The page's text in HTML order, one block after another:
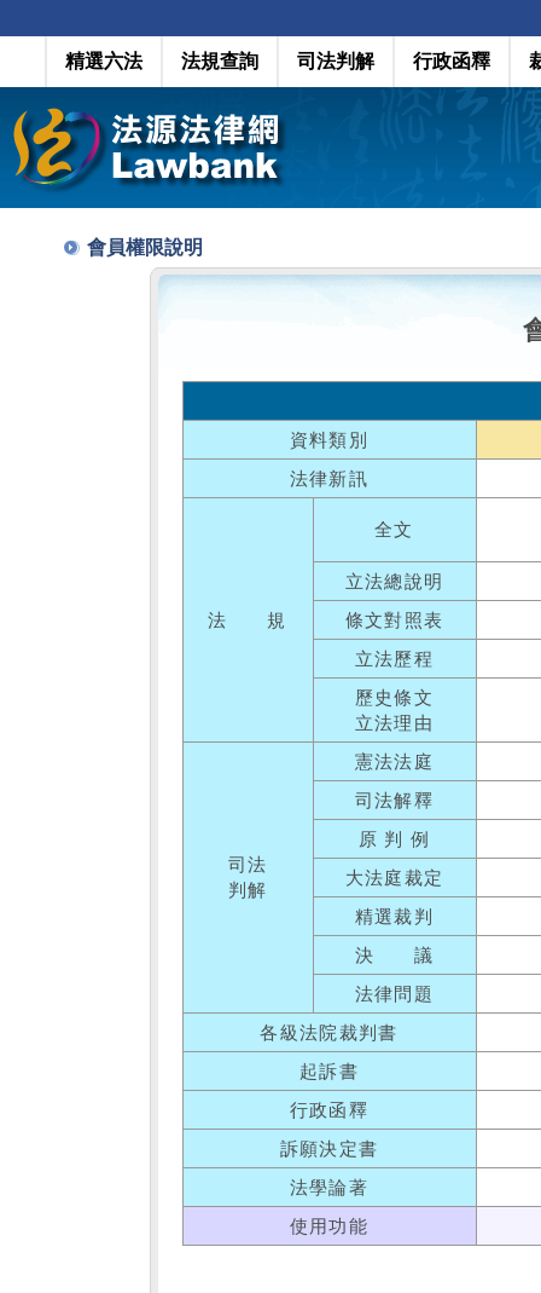
精選六法 法規查詢 司法判解 行政函釋
會員權限說明
資料類別
法律新訊
法 規
全文
立法總說明
條文對照表
立法歷程
歷史條文
立法理由
司法
判解
憲法法庭
司法解釋
原 判 例
大法庭裁定
精選裁判
決 議
法律問題
各級法院裁判書
起訴書
行政函釋
訴願決定書
法學論著
使用功能